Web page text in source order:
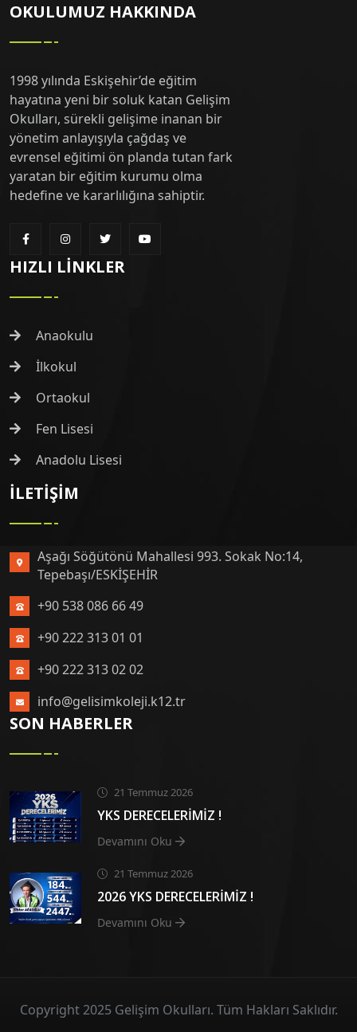
OKULUMUZ HAKKINDA
1998 yılında Eskişehir’de eğitim
hayatına yeni bir soluk katan Gelişim
Okulları, sürekli gelişime inanan bir
yönetim anlayışıyla çağdaş ve
evrensel eğitimi ön planda tutan fark
yaratan bir eğitim kurumu olma
hedefine ve kararlılığına sahiptir.
HIZLI LINKLER
Anaokulu
İlkokul
Ortaokul
Fen Lisesi
Anadolu Lisesi
İLETIŞIM
Aşağı Söğütönü Mahallesi 993. Sokak No:14,
Tepebaşı/ESKİŞEHİR
+90 538 086 66 49
+90 222 313 01 01
+90 222 313 02 02
info@gelisimkoleji.k12.tr
SON HABERLER
21 Temmuz 2026
YKS DERECELERİMİZ !
Devamını Oku
21 Temmuz 2026
2026 YKS DERECELERİMİZ !
Devamını Oku
Copyright 2025 Gelişim Okulları. Tüm Hakları Saklıdır.